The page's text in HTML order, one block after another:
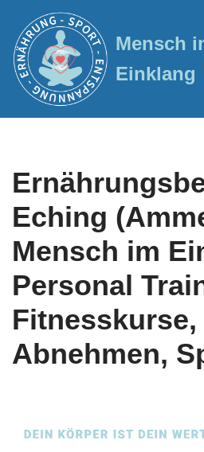
Zum
Inhalt
springen
Mensch
Einklang
Eching
Mensch im
Personal
Fitnesskurse,
Abnehmen,